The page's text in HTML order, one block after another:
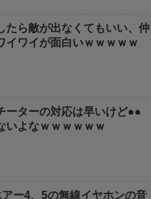
たら敵が出なくてもいい、仲
イワイが面白いｗｗｗｗｗ
ーターの対応は早いけど●●
いよなｗｗｗｗｗｗ
アー4、5の無線イヤホンの音